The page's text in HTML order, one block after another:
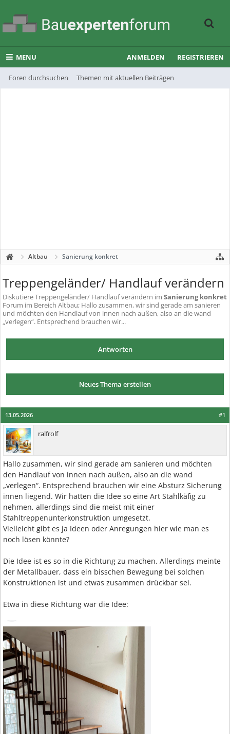
MENU
Foren durchsuchen Themen mit aktuellen Beiträgen
ANMELDEN REGISTRIEREN
Altbau Sanierung konkret
Treppengeländer/ Handlauf verändern
DiskutiereTreppengeländer/ Handlauf verändern im Sanierung konkret
Forum im Bereich Altbau; Hallo zusammen, wir sind gerade am sanieren
und möchten den Handlauf von innen nach außen, also an die wand
„verlegen“. Entsprechend brauchen wir...
Antworten
Neues Thema erstellen
#1
13.05.2026
ralfrolf
Hallo zusammen, wir sind gerade am sanieren und möchten
den Handlauf von innen nach außen, also an die wand
„verlegen“. Entsprechend brauchen wir eine Absturz Sicherung
innen liegend. Wir hatten die Idee so eine Art Stahlkäfig zu
nehmen, allerdings sind die meist mit einer
Stahltreppenunterkonstruktion umgesetzt.
Vielleicht gibt es ja Ideen oder Anregungen hier wie man es
noch lösen könnte?
Die Idee ist es so in die Richtung zu machen. Allerdings meinte
der Metallbauer, dass ein bisschen Bewegung bei solchen
Konstruktionen ist und etwas zusammen drückbar sei.
Etwa in diese Richtung war die Idee: